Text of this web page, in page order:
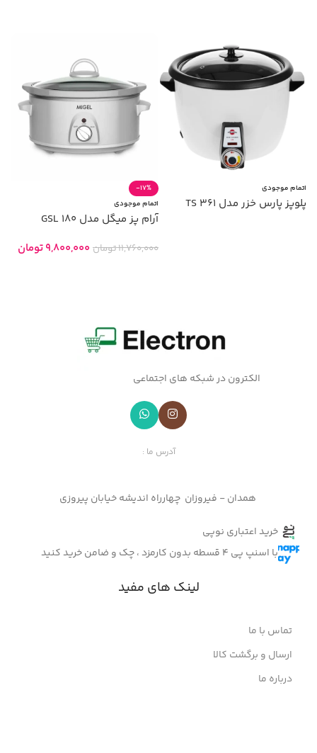
اتمام موجودی
پلوپز پارس خزر مدل TS 361
-17%
اتمام موجودی
آرام پز میگل مدل GSL 180
11,760,000تومان 9,800,000تومان
الکترون در شبکه های اجتماعی
آدرس ما :
همدان - فیروزان چهارراه اندیشه خیابان پیروزی
خرید اعتباری نوپی
با اسنپ پی 4 قسطه بدون کارمزد ، چک و ضامن خرید کنید
لینک های مفید
تماس با ما
ارسال و برگشت کالا
درباره ما